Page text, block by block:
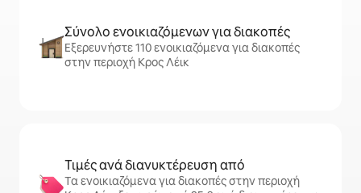
Σύνολο ενοικιαζόμενων για διακοπές
Εξερευνήστε 110 ενοικιαζόμενα για διακοπές
στην περιοχή Κρος Λέικ
Τιμές ανά διανυκτέρευση από
Τα ενοικιαζόμενα για διακοπές στην περιοχή